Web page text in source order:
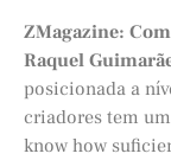
ZMagazine:
Raquel
posicionada a
criadores tem
know how